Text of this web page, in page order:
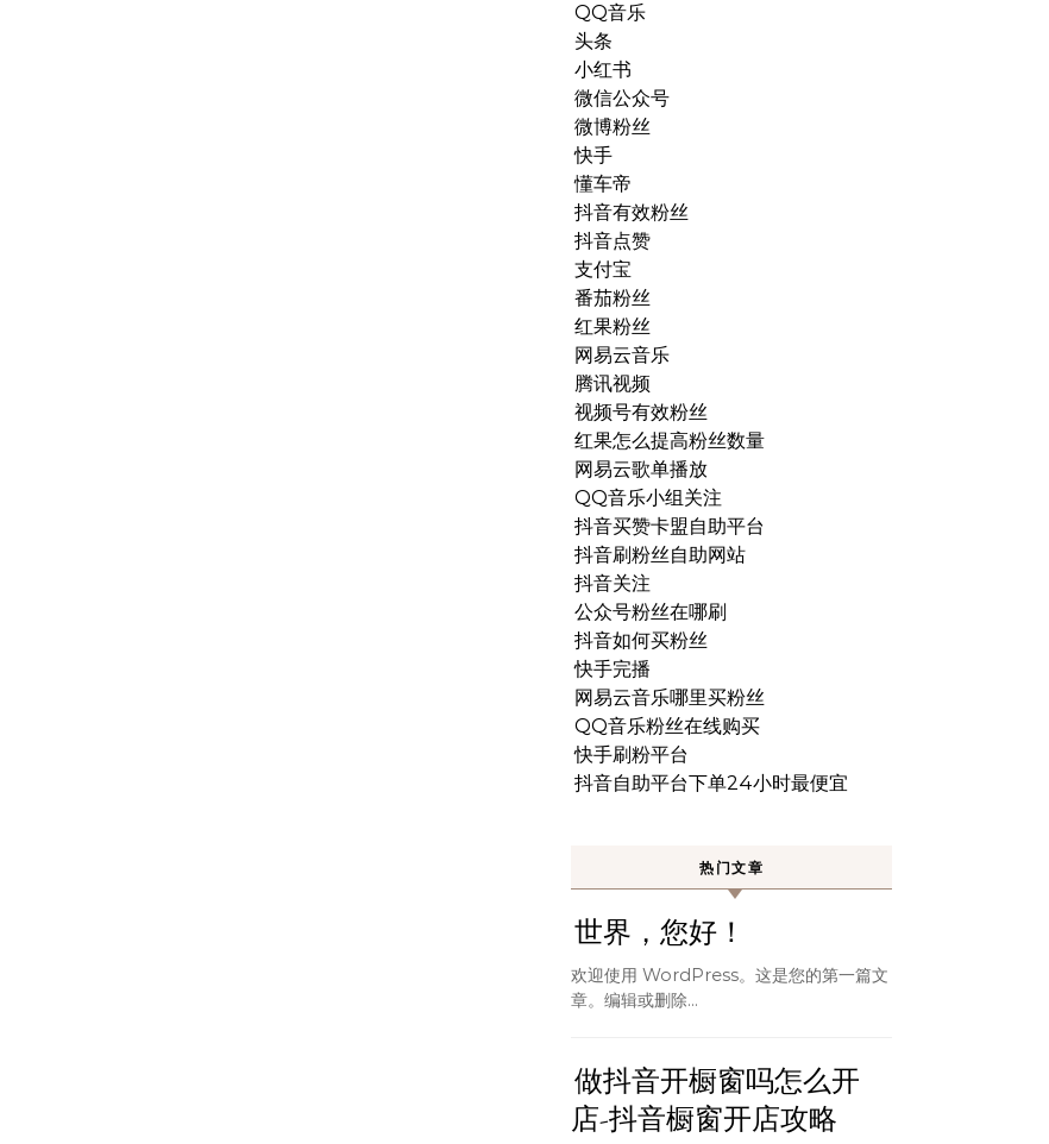
QQ音乐
头条
小红书
微信公众号
微博粉丝
快手
懂车帝
抖音有效粉丝
抖音点赞
支付宝
番茄粉丝
红果粉丝
网易云音乐
腾讯视频
视频号有效粉丝
红果怎么提高粉丝数量
网易云歌单播放
QQ音乐小组关注
抖音买赞卡盟自助平台
抖音刷粉丝自助网站
抖音关注
公众号粉丝在哪刷
抖音如何买粉丝
快手完播
网易云音乐哪里买粉丝
QQ音乐粉丝在线购买
快手刷粉平台
抖音自助平台下单24小时最便宜
热门文章
世界，您好！
欢迎使用 WordPress。这是您的第一篇文
章。编辑或删除…
做抖音开橱窗吗怎么开
店-抖音橱窗开店攻略